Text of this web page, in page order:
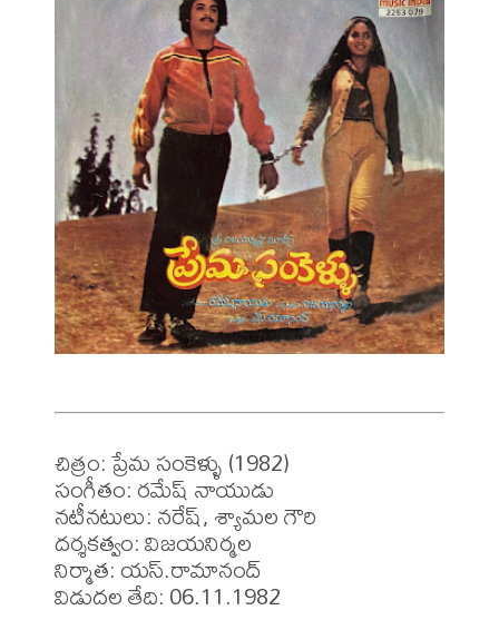
చిత్రం: ప్రేమ సంకెళ్ళు (1982)
సంగీతం: రమేష్ నాయుడు
నటీనటులు: నరేష్, శ్యామల గౌరి
దర్శకత్వం: విజయనిర్మల
నిర్మాత: యస్.రామానంద్
విడుదల తేది: 06.11.1982